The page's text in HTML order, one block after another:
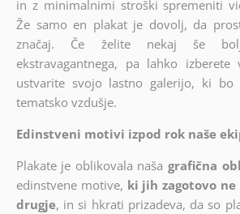
in z minimalnimi stroški spremeniti
Že samo en plakat je dovolj, da
značaj. Če želite nekaj še
ekstravagantnega, pa lahko
ustvarite svojo lastno galerijo, ki bo
tematsko vzdušje.
Edinstveni motivi izpod rok naše
Plakate je oblikovala naša grafična
edinstvene motive, ki jih zagotovo
drugje, in si hkrati prizadeva, da so